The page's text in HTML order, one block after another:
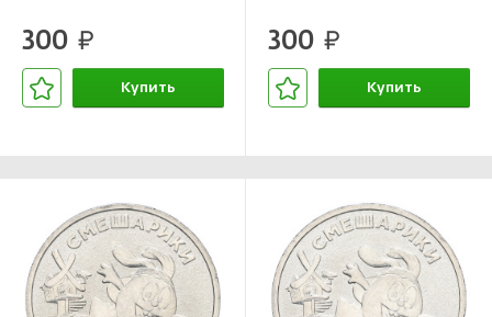
в тумане»
300 руб.
Купить
в тумане»
300 руб.
Купить